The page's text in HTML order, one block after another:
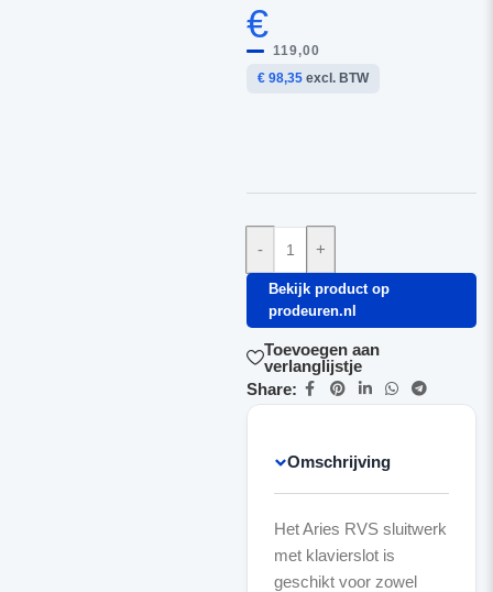
€
119,00
€ 98,35excl. BTW
- +
Bekijk product op
prodeuren.nl
Toevoegen aan
verlanglijstje
Share:
Omschrijving
Het Aries RVS sluitwerk
met klavierslot is
geschikt voor zowel